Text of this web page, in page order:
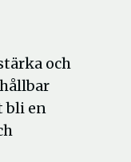
och
bli en